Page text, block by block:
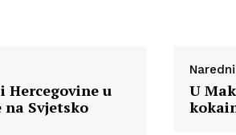
Hercegovine u
na Svjetsko
U